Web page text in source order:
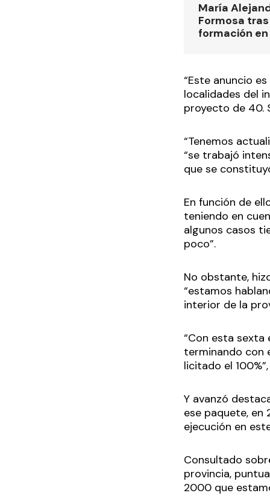
María
Formosa
formación
“Este anuncio
localidades del
proyecto de 40.
“Tenemos
“se trabajó
que se
En función de
teniendo en
algunos casos
poco”.
No obstante,
“estamos
interior de la
“Con esta
terminando con
licitado el
Y avanzó
ese paquete, en
ejecución en
Consultado
provincia,
2000 que